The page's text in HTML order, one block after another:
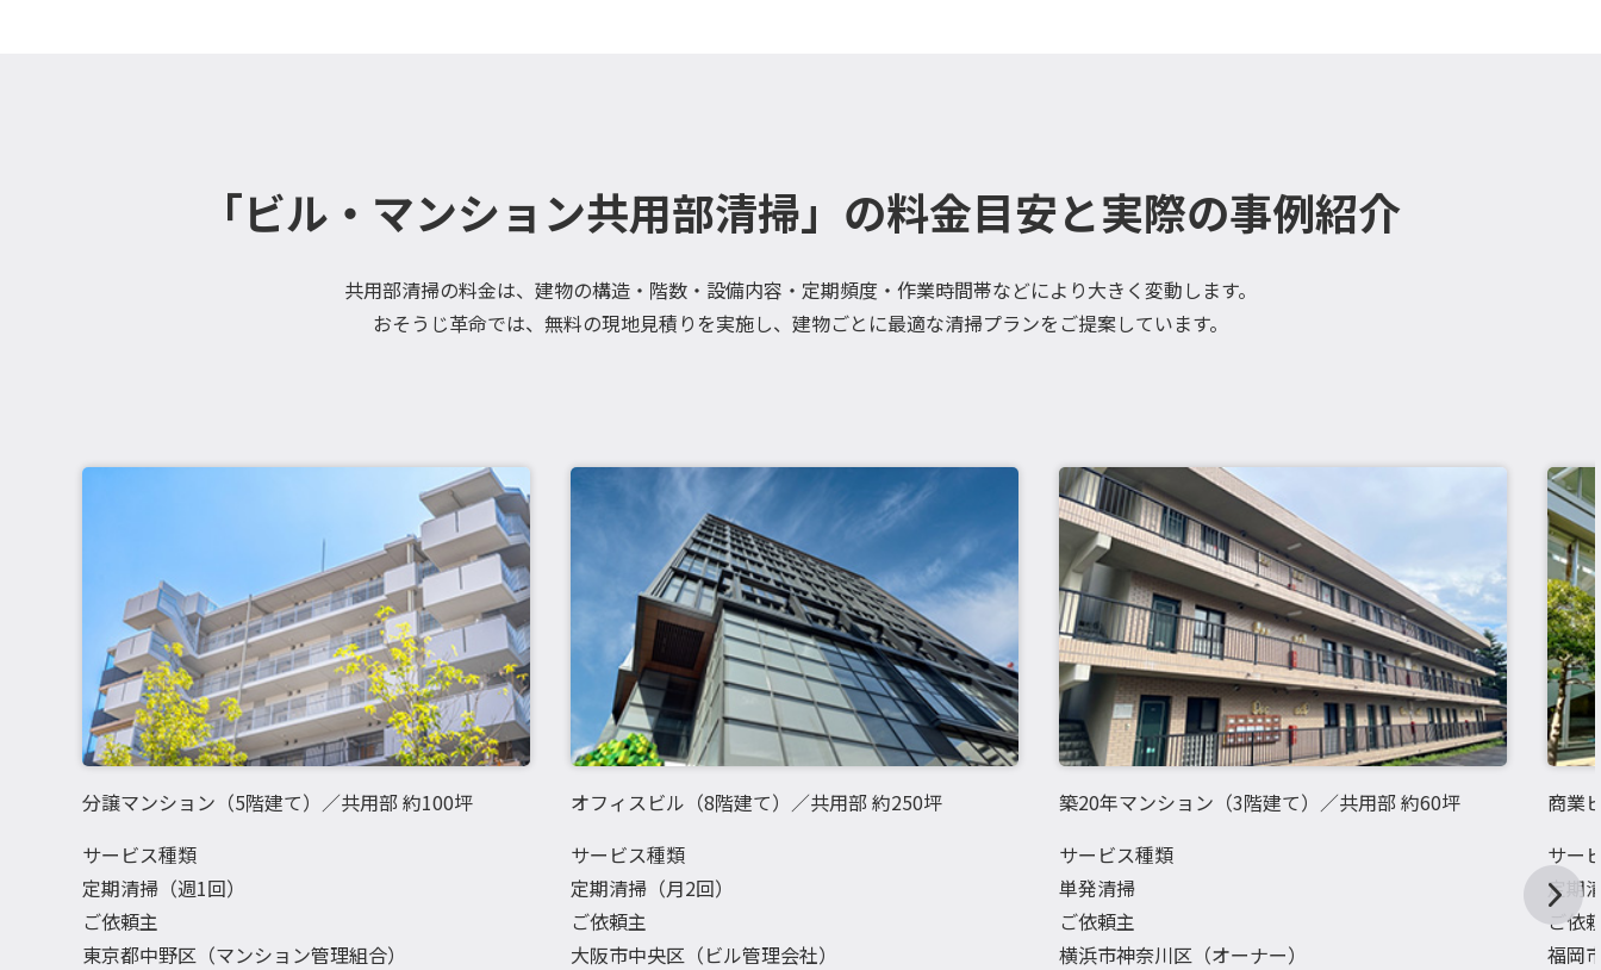
「ビル・マンション共用部清掃」の料金目安と実際の事例紹介
共用部清掃の料金は、建物の構造・階数・設備内容・定期頻度・作業時間帯などにより大きく変動します。
おそうじ革命では、無料の現地見積りを実施し、建物ごとに最適な清掃プランをご提案しています。
分譲マンション（5階建て）／共用部 約100坪
サービス種類
定期清掃（週1回）
ご依頼主
東京都中野区（マンション管理組合）
オフィスビル（8階建て）／共用部 約250坪
サービス種類
定期清掃（月2回）
ご依頼主
大阪市中央区（ビル管理会社）
築20年マンション（3階建て）／共用部 約60坪
サービス種類
単発清掃
ご依頼主
横浜市神奈川区（オーナー）
商業
サー
定期
ご依
福岡